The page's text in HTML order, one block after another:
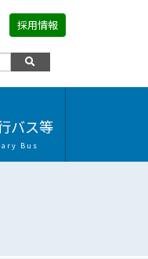
採用情報
バス等
Bus